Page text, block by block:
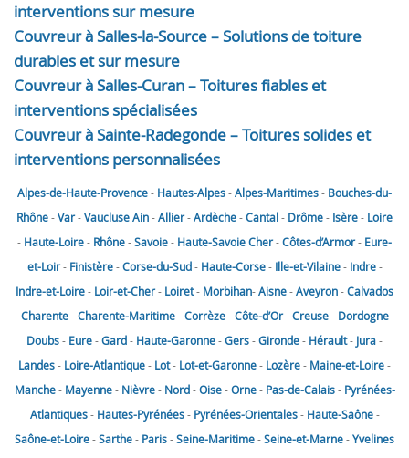
interventions sur mesure
Couvreur à Salles-la-Source – Solutions de toiture
durables et sur mesure
Couvreur à Salles-Curan – Toitures fiables et
interventions spécialisées
Couvreur à Sainte-Radegonde – Toitures solides et
interventions personnalisées
Alpes-de-Haute-Provence- Hautes-Alpes-Alpes-Maritimes- Bouches-du-
Rhône-Var-VaucluseAin-Allier-Ardèche-Cantal- Drôme- Isère- Loire
- Haute-Loire- Rhône-Savoie- Haute-SavoieCher-Côtes-d’Armor- Eure-
et-Loir- Finistère-Corse-du-Sud- Haute-Corse- Ille-et-Vilaine- Indre-
Indre-et-Loire- Loir-et-Cher- Loiret- Morbihan-Aisne-Aveyron-Calvados
-Charente-Charente-Maritime-Corrèze-Côte-d’Or-Creuse- Dordogne-
Doubs- Eure-Gard- Haute-Garonne-Gers-Gironde- Hérault- Jura-
Landes- Loire-Atlantique- Lot- Lot-et-Garonne- Lozère- Maine-et-Loire-
Manche- Mayenne- Nièvre- Nord-Oise-Orne- Pas-de-Calais- Pyrénées-
Atlantiques- Hautes-Pyrénées- Pyrénées-Orientales- Haute-Saône-
Saône-et-Loire-Sarthe- Paris-Seine-Maritime-Seine-et-Marne-Yvelines